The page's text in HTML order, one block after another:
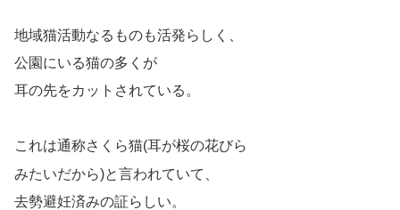
地域猫活動なるものも活発らしく、
公園にいる猫の多くが
耳の先をカットされている。
これは通称さくら猫(耳が桜の花びら
みたいだから)と言われていて、
去勢避妊済みの証らしい。